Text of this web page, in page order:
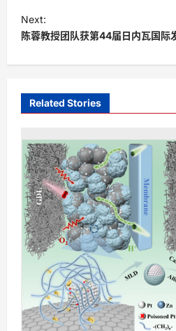
s
t
v
g
a
t
o
n
Next:
陈蓉教授团队获第44届日内瓦国际
Related Stories